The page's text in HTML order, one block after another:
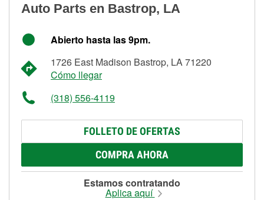
Auto Parts en Bastrop, LA
Abierto hasta las 9pm.
1726 East Madison Bastrop, LA 71220
Cómo llegar
(318) 556-4119
FOLLETO DE OFERTAS
COMPRA AHORA
Estamos contratando
Aplica aquí